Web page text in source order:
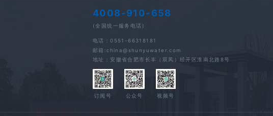
4008-910-658
(全国统一服务电话)
电话：0551-66318181
邮箱:china@shunyuwater.com
地址：安徽省合肥市长丰（双凤）经开区淮南北路8号
订阅号 公众号 视频号